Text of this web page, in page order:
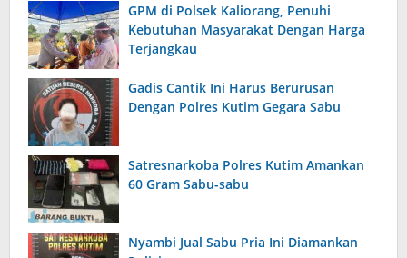
GPM di Polsek Kaliorang, Penuhi
Kebutuhan Masyarakat Dengan Harga
Terjangkau
Gadis Cantik Ini Harus Berurusan
Dengan Polres Kutim Gegara Sabu
Satresnarkoba Polres Kutim Amankan
60 Gram Sabu-sabu
Nyambi Jual Sabu Pria Ini Diamankan